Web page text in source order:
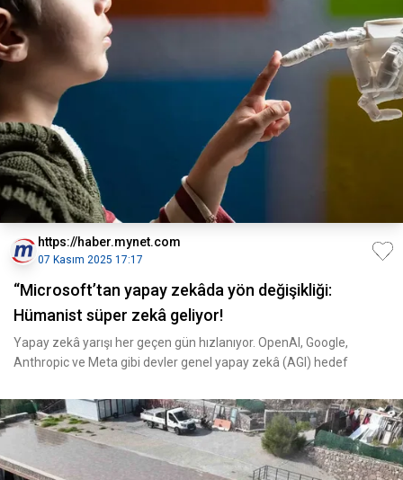
https://haber.mynet.com
07 Kasım 2025 17:17
“Microsoft’tan yapay zekâda yön değişikliği:
Hümanist süper zekâ geliyor!
Yapay zekâ yarışı her geçen gün hızlanıyor. OpenAI, Google,
Anthropic ve Meta gibi devler genel yapay zekâ (AGI) hedef